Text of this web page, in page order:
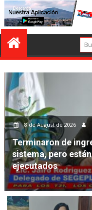
8 de August de 2026
Es responsabilidad
quiénes causan la
capturas